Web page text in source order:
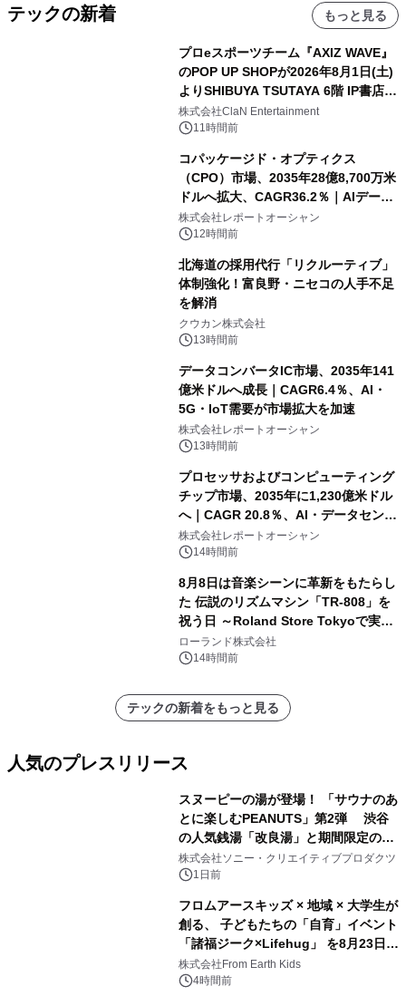
テックの新着 もっと見る
プロeスポーツチーム『AXIZ WAVE』
のPOP UP SHOPが2026年8月1日(土)
よりSHIBUYA TSUTAYA 6階 IP書店で
開催決定！！
株式会社ClaN Entertainment
11時間前
コパッケージド・オプティクス
（CPO）市場、2035年28億8,700万米
ドルへ拡大、CAGR36.2％｜AIデータ
センター・高速光通信需要が成長を加
速
株式会社レポートオーシャン
12時間前
北海道の採用代行「リクルーティブ」
体制強化！富良野・ニセコの人手不足
を解消
クウカン株式会社
13時間前
データコンバータIC市場、2035年141
億米ドルへ成長｜CAGR6.4％、AI・
5G・IoT需要が市場拡大を加速
株式会社レポートオーシャン
13時間前
プロセッサおよびコンピューティング
チップ市場、2035年に1,230億米ドル
へ｜CAGR 20.8％、AI・データセンタ
ー需要が成長を牽引
株式会社レポートオーシャン
14時間前
8月8日は音楽シーンに革新をもたらし
た 伝説のリズムマシン「TR-808」を
祝う日 ～Roland Store Tokyoで実機
を展示しての 記念キャンペーンを開
催 英国ラジオ「NTS」の 特別プログ
アーティストを フィーチャーしたアニ
メーションを公開～
ローランド株式会社
14時間前
テックの新着をもっと見る
人気のプレスリリース
スヌーピーの湯が登場！ 「サウナのあ
とに楽しむPEANUTS」第2弾 渋谷
の人気銭湯「改良湯」と期間限定のコ
ラボレーション サウナイキタイコラ
ボグッズも発売決定！
株式会社ソニー・クリエイティブプロダクツ
1日前
フロムアースキッズ × 地域 × 大学生が
創る、 子どもたちの「自育」イベント
「諸福ジーク×Lifehug」 を8月23日
(日)開催
株式会社From Earth Kids
4時間前